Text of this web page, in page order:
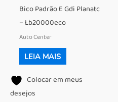
Bico Padrão E Gdi Planatc
– Lb20000eco
Auto Center
LEIA MAIS
Colocar em meus
desejos